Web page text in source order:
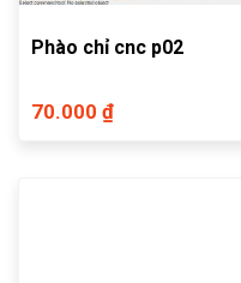
Phào chỉ cnc p02
70.000 ₫